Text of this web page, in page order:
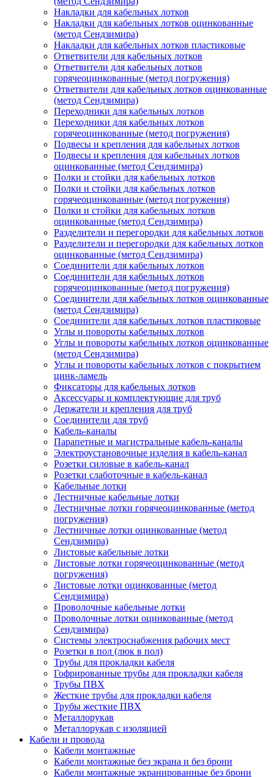
Накладки для кабельных лотков
Накладки для кабельных лотков оцинкованные
(метод Сендзимира)
Накладки для кабельных лотков пластиковые
Ответвители для кабельных лотков
Ответвители для кабельных лотков
горячеоцинкованные (метод погружения)
Ответвители для кабельных лотков оцинкованные
(метод Сендзимира)
Переходники для кабельных лотков
Переходники для кабельных лотков
горячеоцинкованные (метод погружения)
Подвесы и крепления для кабельных лотков
Подвесы и крепления для кабельных лотков
оцинкованные (метод Сендзимира)
Полки и стойки для кабельных лотков
Полки и стойки для кабельных лотков
горячеоцинкованные (метод погружения)
Полки и стойки для кабельных лотков
оцинкованные (метод Сендзимира)
Разделители и перегородки для кабельных лотков
Разделители и перегородки для кабельных лотков
оцинкованные (метод Сендзимира)
Соединители для кабельных лотков
Соединители для кабельных лотков
горячеоцинкованные (метод погружения)
Соединители для кабельных лотков оцинкованные
(метод Сендзимира)
Соединители для кабельных лотков пластиковые
Углы и повороты кабельных лотков
Углы и повороты кабельных лотков оцинкованные
(метод Сендзимира)
Углы и повороты кабельных лотков с покрытием
цинк-ламель
Фиксаторы для кабельных лотков
Аксессуары и комплектующие для труб
Держатели и крепления для труб
Соединители для труб
Кабель-каналы
Парапетные и магистральные кабель-каналы
Электроустановочные изделия в кабель-канал
Розетки силовые в кабель-канал
Розетки слаботочные в кабель-канал
Кабельные лотки
Лестничные кабельные лотки
Лестничные лотки горячеоцинкованные (метод
погружения)
Лестничные лотки оцинкованные (метод
Сендзимира)
Листовые кабельные лотки
Листовые лотки горячеоцинкованные (метод
погружения)
Листовые лотки оцинкованные (метод
Сендзимира)
Проволочные кабельные лотки
Проволочные лотки оцинкованные (метод
Сендзимира)
Системы электроснабжения рабочих мест
Розетки в пол (люк в пол)
Трубы для прокладки кабеля
Гофрированные трубы для прокладки кабеля
Трубы ПВХ
Жесткие трубы для прокладки кабеля
Трубы жесткие ПВХ
Металлорукав
Металлорукав с изоляцией
Кабели и провода
Кабели монтажные
Кабели монтажные без экрана и без брони
Кабели монтажные экранированные без брони